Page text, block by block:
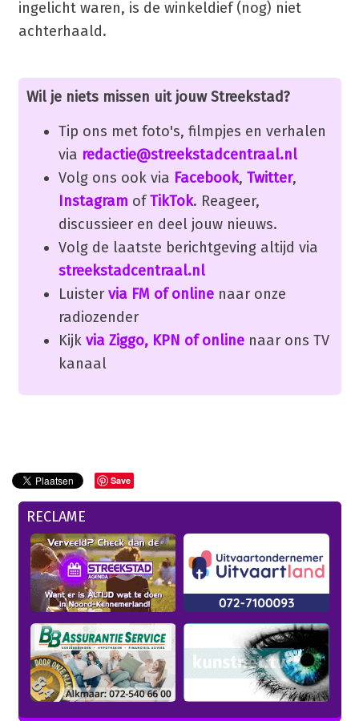
ingelicht waren, is de winkeldief (nog) niet
achterhaald.
Wil je niets missen uit jouw Streekstad?
Tip ons met foto's, filmpjes en verhalen
via redactie@streekstadcentraal.nl
Volg ons ook via Facebook, Twitter,
Instagram ofTikTok. Reageer,
discussieer en deel jouw nieuws.
Volg de laatste berichtgeving altijd via
streekstadcentraal.nl
Luister via FM of onlinenaar onze
radiozender
Kijk via Ziggo, KPN of onlinenaar ons TV
kanaal
Save
RECLAME